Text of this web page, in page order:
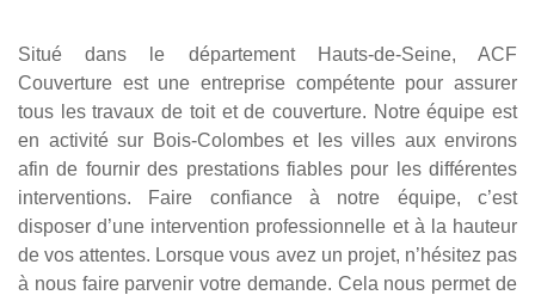
Situé dans le département Hauts-de-Seine, ACF
Couverture est une entreprise compétente pour assurer
tous les travaux de toit et de couverture. Notre équipe est
en activité sur Bois-Colombes et les villes aux environs
afin de fournir des prestations fiables pour les différentes
interventions. Faire confiance à notre équipe, c’est
disposer d’une intervention professionnelle et à la hauteur
de vos attentes. Lorsque vous avez un projet, n’hésitez pas
à nous faire parvenir votre demande. Cela nous permet de